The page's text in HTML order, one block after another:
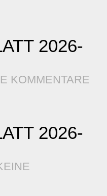
2026-
KOMMENTARE
2026-